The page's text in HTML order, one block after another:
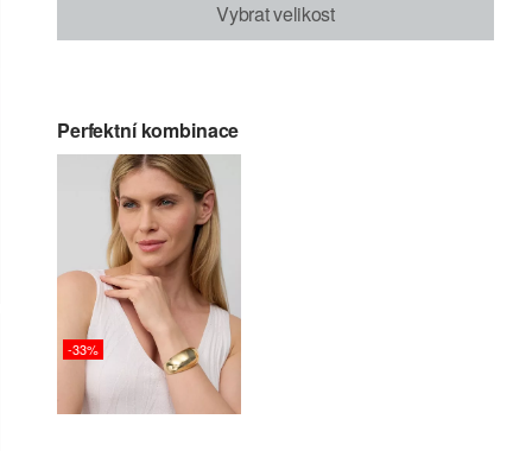
Vybrat velikost
Perfektní kombinace
-33%